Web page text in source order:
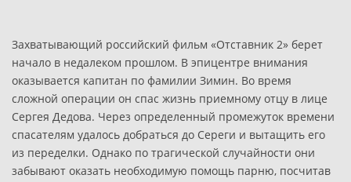
Захватывающий российский фильм «Отставник 2» берет
начало в недалеком прошлом. В эпицентре внимания
оказывается капитан по фамилии Зимин. Во время
сложной операции он спас жизнь приемному отцу в лице
Сергея Дедова. Через определенный промежуток времени
спасателям удалось добраться до Сереги и вытащить его
из переделки. Однако по трагической случайности они
забывают оказать необходимую помощь парню, посчитав